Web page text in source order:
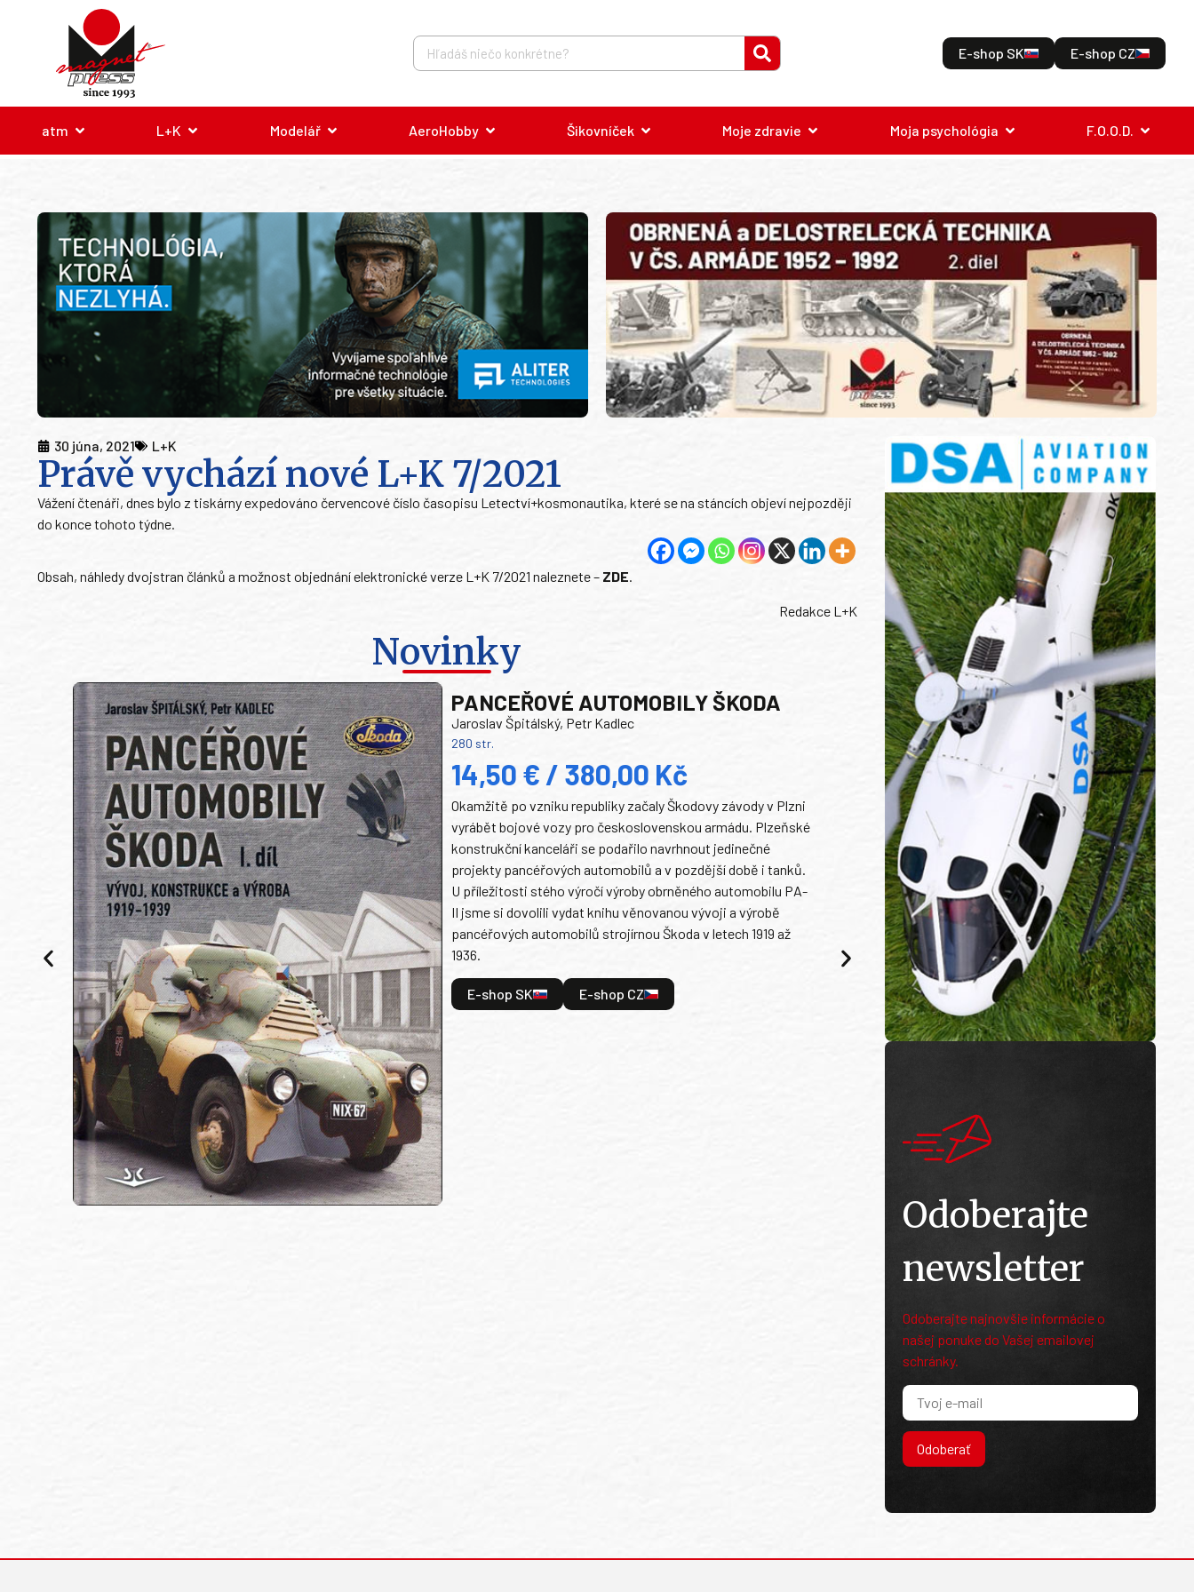
E-shop SK E-shop CZ
atm L+K Modelář AeroHobby Šikovníček Moje zdravie Moja psychológia F.O.O.D.
30 júna, 2021 L+K
Právě vychází nové L+K 7/2021
Vážení čtenáři, dnes bylo z tiskárny expedováno červencové číslo časopisu Letectví+kosmonautika, které se na stáncích objeví nejpozději
do konce tohoto týdne.
Obsah, náhledy dvojstran článků a možnost objednání elektronické verze L+K 7/2021 naleznete – ZDE.
Redakce L+K
Novinky
PANCEŘOVÉ AUTOMOBILY ŠKODA
Jaroslav Špitálský, Petr Kadlec
280 str.
14,50 € / 380,00 Kč
Okamžitě po vzniku republiky začaly Škodovy závody v Plzni
vyrábět bojové vozy pro československou armádu. Plzeňské
konstrukční kanceláři se podařilo navrhnout jedinečné
projekty pancéřových automobilů a v pozdější době i tanků.
U příležitosti stého výročí výroby obrněného automobilu PA-
II jsme si dovolili vydat knihu věnovanou vývoji a výrobě
pancéřových automobilů strojírnou Škoda v letech 1919 až
1936.
E-shop SK E-shop CZ
Odoberajte
newsletter
Odoberajte najnovšie informácie o
našej ponuke do Vašej emailovej
schránky.
Odoberať